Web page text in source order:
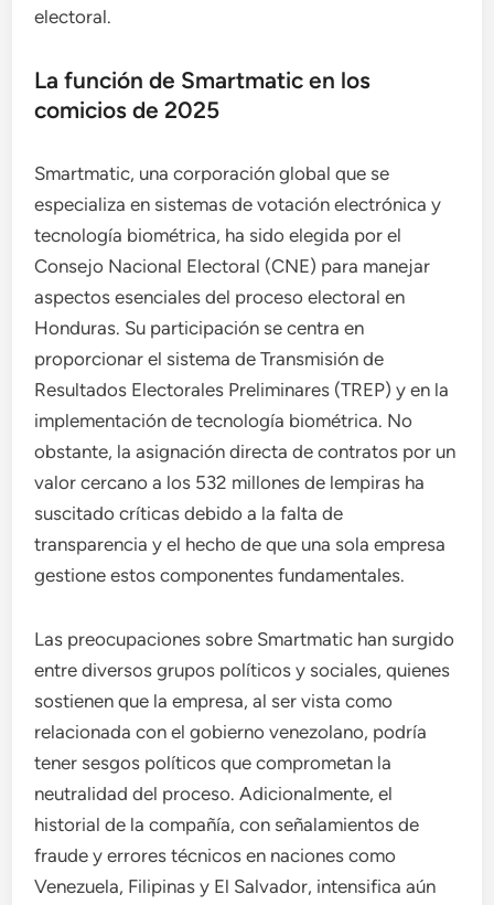
electoral.
La función de Smartmatic en los
comicios de 2025
Smartmatic, una corporación global que se
especializa en sistemas de votación electrónica y
tecnología biométrica, ha sido elegida por el
Consejo Nacional Electoral (CNE) para manejar
aspectos esenciales del proceso electoral en
Honduras. Su participación se centra en
proporcionar el sistema de Transmisión de
Resultados Electorales Preliminares (TREP) y en la
implementación de tecnología biométrica. No
obstante, la asignación directa de contratos por un
valor cercano a los 532 millones de lempiras ha
suscitado críticas debido a la falta de
transparencia y el hecho de que una sola empresa
gestione estos componentes fundamentales.
Las preocupaciones sobre Smartmatic han surgido
entre diversos grupos políticos y sociales, quienes
sostienen que la empresa, al ser vista como
relacionada con el gobierno venezolano, podría
tener sesgos políticos que comprometan la
neutralidad del proceso. Adicionalmente, el
historial de la compañía, con señalamientos de
fraude y errores técnicos en naciones como
Venezuela, Filipinas y El Salvador, intensifica aún